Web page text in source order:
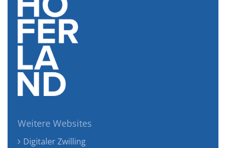
Weitere Websites
Digitaler Zwilling